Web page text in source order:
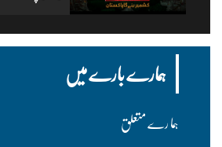
ہمارے بارے میں
ہما رے متعلق